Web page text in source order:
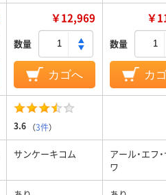
￥12,969
数量
カゴへ
￥
数量
カ
3.6 （3件）
サンケーキコム
アール・エフ
ワ